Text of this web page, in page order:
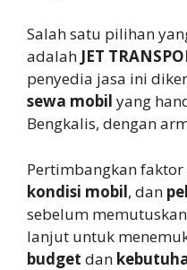
Salah satu pilihan
adalah JET
penyedia jasa ini
sewa mobil yang
Bengkalis, dengan
Pertimbangkan faktor
kondisi mobil, dan
sebelum
lanjut untuk
budget dan